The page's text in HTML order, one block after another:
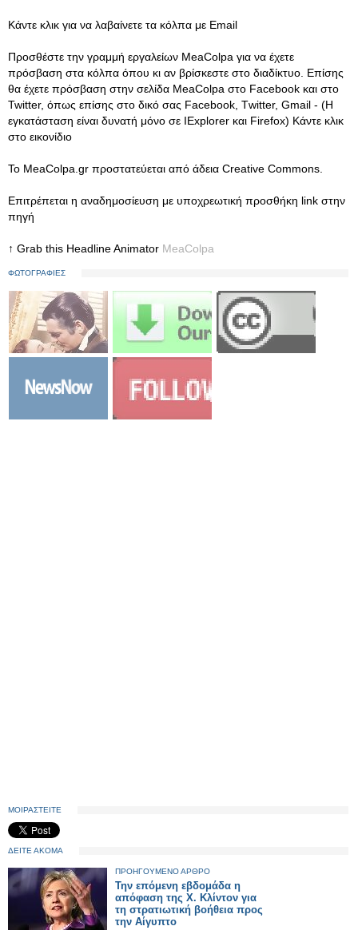
Κάντε κλικ για να λαβαίνετε τα κόλπα με Email
Προσθέστε την γραμμή εργαλείων MeaColpa για να έχετε
πρόσβαση στα κόλπα όπου κι αν βρίσκεστε στο διαδίκτυο. Επίσης
θα έχετε πρόσβαση στην σελίδα MeaColpa στο Facebook και στο
Twitter, όπως επίσης στο δικό σας Facebook, Τwitter, Gmail - (Η
εγκατάσταση είναι δυνατή μόνο σε IExplorer και Firefox) Κάντε κλικ
στο εικονίδιο
Το MeaColpa.gr προστατεύεται από άδεια Creative Commons.
Eπιτρέπεται η αναδημοσίευση με υποχρεωτική προσθήκη link στην
πηγή
↑ Grab this Headline Animator MeaColpa
ΦΩΤΟΓΡΑΦΙΕΣ
ΜΟΙΡΑΣΤΕΙΤΕ
ΔΕΙΤΕ ΑΚΟΜΑ
ΠΡΟΗΓΟΥΜΕΝΟ ΑΡΘΡΟ
Την επόμενη εβδομάδα η
απόφαση της Χ. Κλίντον για
τη στρατιωτική βοήθεια προς
την Αίγυπτο